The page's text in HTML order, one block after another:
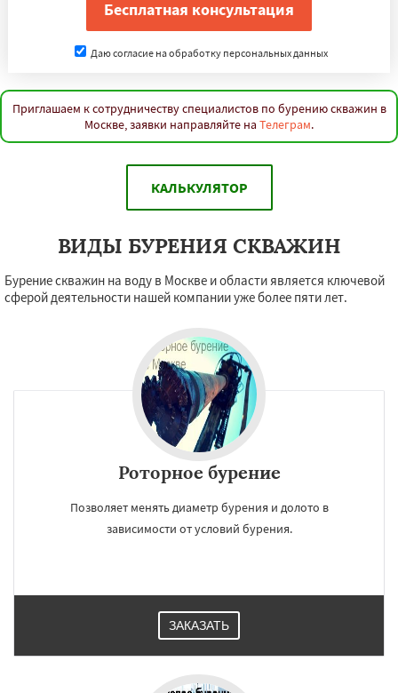
Даю согласие на обработку персональных данных
Приглашаем к сотрудничеству специалистов по бурению скважин в
Москве, заявки направляйте на Телеграм.
КАЛЬКУЛЯТОР
ВИДЫ БУРЕНИЯ СКВАЖИН
Бурение скважин на воду в Москве и области является ключевой
сферой деятельности нашей компании уже более пяти лет.
Роторное бурение
Позволяет менять диаметр бурения и долото в
зависимости от условий бурения.
ЗАКАЗАТЬ